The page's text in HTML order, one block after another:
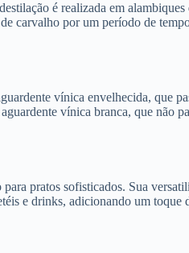
é realizada em
carvalho por um período de
vínica envelhecida, que
vínica branca, que não
pratos sofisticados. Sua
e drinks, adicionando um toque